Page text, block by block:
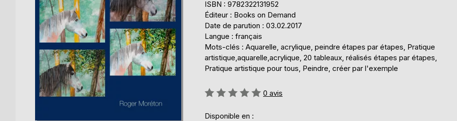
ISBN : 9782322131952
Éditeur : Books on Demand
Date de parution : 03.02.2017
Langue : français
Mots-clés : Aquarelle, acrylique, peindre étapes par étapes, Pratique
artistique,aquarelle,acrylique, 20 tableaux, réalisés étapes par étapes,
Pratique artistique pour tous, Peindre, créer par l'exemple
Évaluation:
0 avis
Disponible en :